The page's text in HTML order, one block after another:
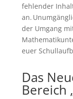
fehlender
an.
der Umgang
euer
Das
Bereich